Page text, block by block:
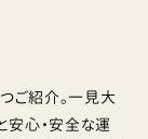
ご紹介。一見大
安心・安全な運